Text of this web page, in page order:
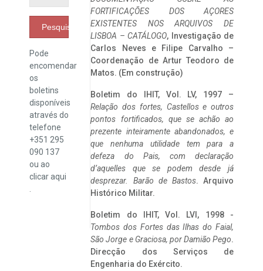
Pesquisar
Pode
encomendar
os
boletins
disponíveis
através do
telefone
+351 295
090 137
ou ao
clicaraqui
FORTIFICAÇÕES DOS AÇORES
EXISTENTES NOS ARQUIVOS DE
LISBOA – CATÁLOGO, Investigação de
Carlos Neves e Filipe Carvalho –
Coordenação de Artur Teodoro de
Matos. (Em construção)
Boletim do IHIT, Vol. LV, 1997 –
Relação dos fortes, Castellos e outros
pontos fortificados, que se achão ao
prezente inteiramente abandonados, e
que nenhuma utilidade tem para a
defeza do Pais, com declaração
d’aquelles que se podem desde já
desprezar. Barão de Bastos. Arquivo
Histórico Militar.
Boletim do IHIT, Vol. LVI, 1998 -
Tombos dos Fortes das Ilhas do Faial,
São Jorge e Graciosa, por Damião Pego.
Direcção dos Serviços de
Engenharia do Exército.